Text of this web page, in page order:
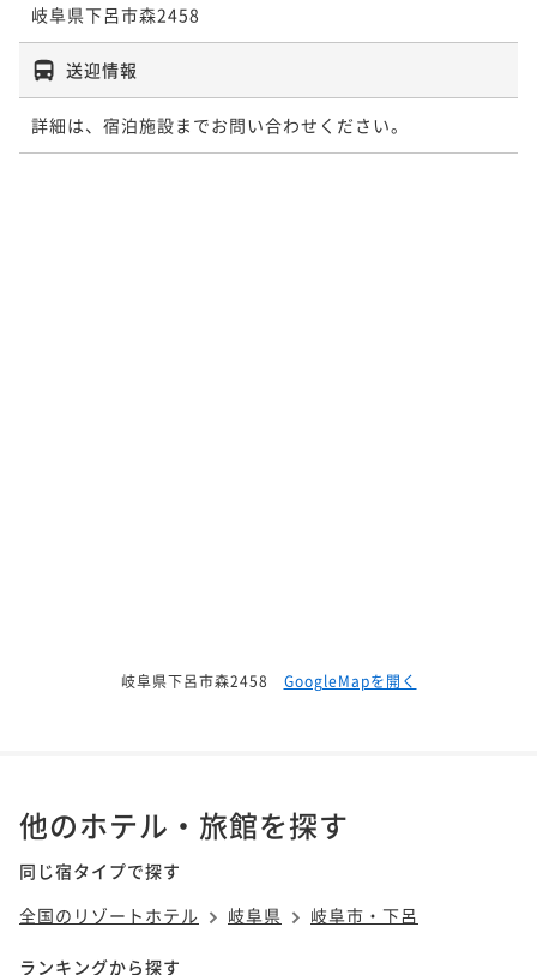
岐阜県下呂市森2458
送迎情報
詳細は、宿泊施設までお問い合わせください。
岐阜県下呂市森2458 GoogleMapを開く
他のホテル・旅館を探す
同じ宿タイプで探す
全国のリゾートホテル
岐阜県 岐阜市・下呂
ランキングから探す